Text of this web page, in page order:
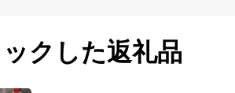
クした返礼品